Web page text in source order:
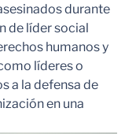
durante
de líder social
humanos y
líderes o
a la defensa de
en una